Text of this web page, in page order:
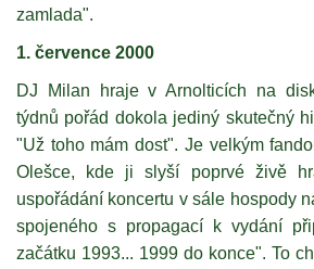
zamlada".
1. července 2000
DJ Milan hraje v Arnolticích na
týdnů pořád dokola jediný skutečný
"Už toho mám dost". Je velkým
Olešce, kde ji slyší poprvé živě
uspořádání koncertu v sále hospody
spojeného s propagací k vydání
začátku 1993... 1999 do konce". To